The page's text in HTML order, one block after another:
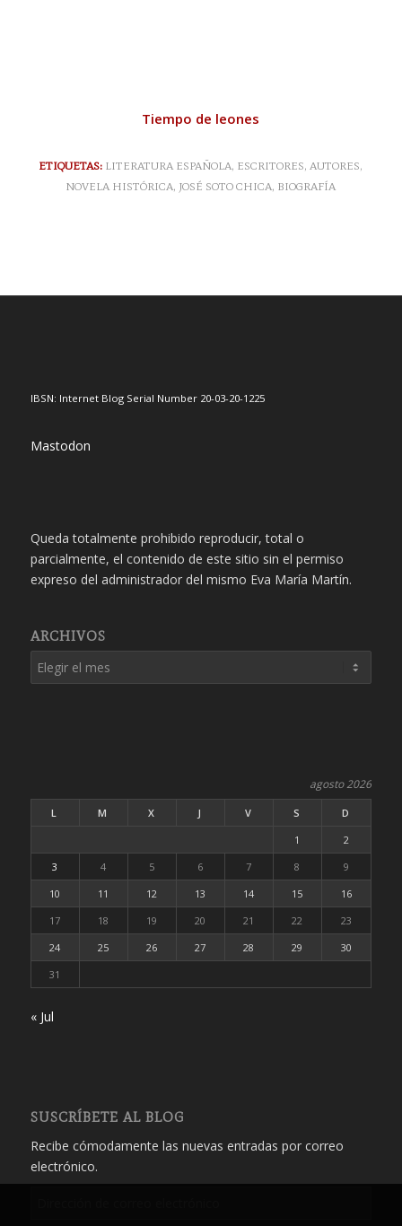
Tiempo de leones
ETIQUETAS: LITERATURA ESPAÑOLA, ESCRITORES,AUTORES,
NOVELA HISTÓRICA, JOSÉ SOTO CHICA, BIOGRAFÍA
IBSN: Internet Blog Serial Number 20-03-20-1225
Mastodon
Queda totalmente prohibido reproducir, total o
parcialmente, el contenido de este sitio sin el permiso
expreso del administrador del mismo Eva María Martín.
ARCHIVOS
agosto 2026
L M X J V S
D
1
2
3
4 5 6 7 8
9
10
11 12 13 14 15
16
17
18 19 20 21 22
23
24
25 26 27 28 29
30
31
« Jul
SUSCRÍBETE AL BLOG
Recibe cómodamente las nuevas entradas por correo
electrónico.